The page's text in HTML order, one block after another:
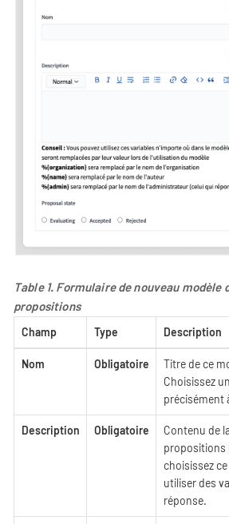
Table 1. Formulaire de nouveau modèle
propositions
Champ Type Description
Nom Obligatoire
Titre de ce
Choisissez
précisément
Description Obligatoire
Contenu de
propositions
choisissez
utiliser des
réponse.